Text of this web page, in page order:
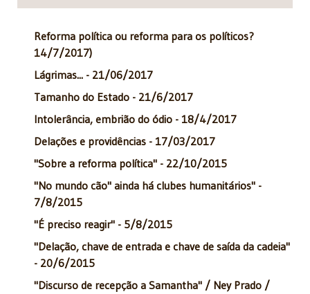
Reforma política ou reforma para os políticos?
14/7/2017)
Lágrimas... - 21/06/2017
Tamanho do Estado - 21/6/2017
Intolerância, embrião do ódio - 18/4/2017
Delações e providências - 17/03/2017
"Sobre a reforma política" - 22/10/2015
"No mundo cão" ainda há clubes humanitários" -
7/8/2015
"É preciso reagir" - 5/8/2015
"Delação, chave de entrada e chave de saída da cadeia"
- 20/6/2015
"Discurso de recepção a Samantha" / Ney Prado /